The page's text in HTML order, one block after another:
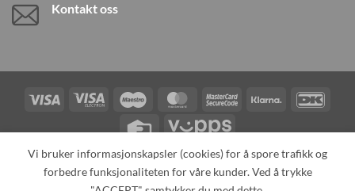
Kontakt oss
Visa
Visa
Maestro MasterCardMasterCardKlarna
Credit
Vipps
TILBAKEKALLINGER KONTAKT OSS
OM OSS
SPESIALBESTILLING
MIN KONTO ALL PRODUCTS
Vi bruker informasjonskapsler (cookies) for å spore trafikk og
forbedre funksjonaliteten for våre kunder. Ved å trykke